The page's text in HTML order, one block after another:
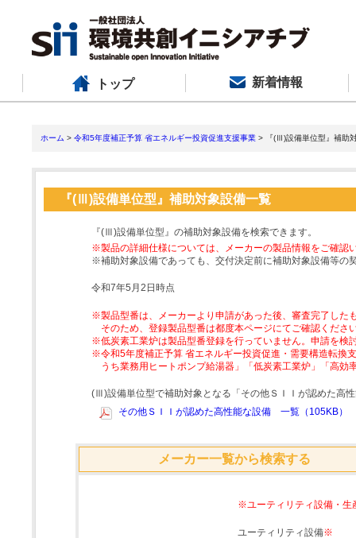
トップ 新着情報
ホーム > 令和5年度補正予算 省エネルギー投資促進支援事業 > 『(Ⅲ)設備単位型』補助
『(Ⅲ)設備単位型』補助対象設備一覧
『(Ⅲ)設備単位型』の補助対象設備を検索できます。
※製品の詳細仕様については、メーカーの製品情報をご確認
※補助対象設備であっても、交付決定前に補助対象設備等の
令和7年5月2日時点
※製品型番は、メーカーより申請があった後、審査完了した
そのため、登録製品型番は都度本ページにてご確認くださ
※低炭素工業炉は製品型番登録を行っていません。申請を検
※令和5年度補正予算 省エネルギー投資促進・需要構造転換
うち業務用ヒートポンプ給湯器」「低炭素工業炉」「高
(Ⅲ)設備単位型で補助対象となる「その他ＳＩＩが認めた高
その他ＳＩＩが認めた高性能な設備 一覧（105KB）
メーカー一覧から検索する
※ユーティリティ設備・生
ユーティリティ設備※